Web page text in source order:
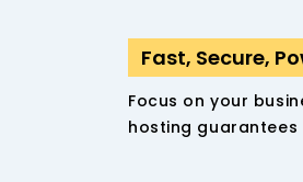
Fast, Secure,
Focus on your
hosting